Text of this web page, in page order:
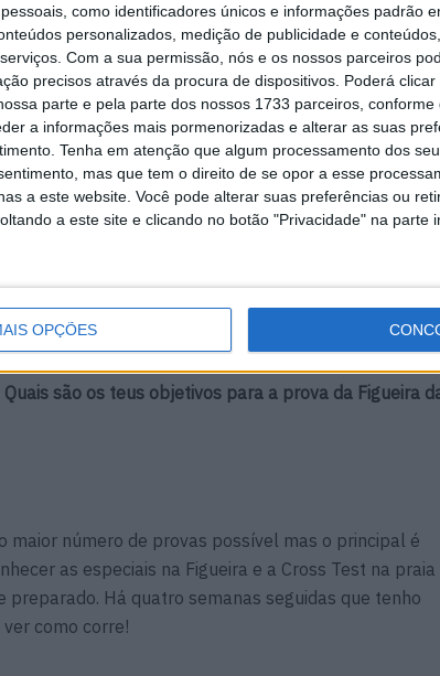
como identificadores únicos e informações padrão
personalizados, medição de publicidade e
Com a sua permissão, nós e os nossos parceiros
precisos através da procura de dispositivos. Poderá
parte e pela parte dos nossos 1733 parceiros, conforme
a informações mais pormenorizadas e alterar as suas
Tenha em atenção que algum processamento dos
mas que tem o direito de se opor a esse
a este website. Você pode alterar suas preferências ou
a este site e clicando no botão "Privacidade" na parte
OPÇÕES
nacional. Sentes que o facto de estares com
As corridas em Portugal são mais adequadas às 4T.
coloquei a mim próprio. Acho que estava saturado
também por ser um desafio colocado pela
são os teus objetivos para a prova da Figueira
maior número de provas possível mas o principal é
as especiais na Figueira e a Cross Test na praia
preparado. Há quatro semanas seguidas que tenho
como corre!